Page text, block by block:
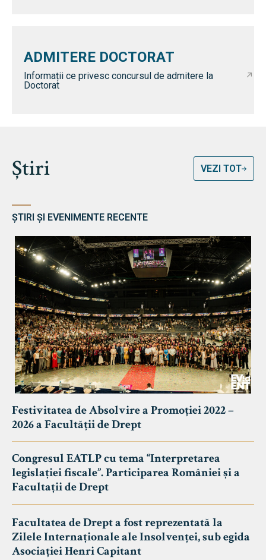
ADMITERE DOCTORAT
Informații ce privesc concursul de admitere la
Doctorat
Știri VEZI TOT
ȘTIRI ȘI EVENIMENTE RECENTE
Festivitatea de Absolvire a Promoției 2022 –
2026 a Facultății de Drept
Congresul EATLP cu tema “Interpretarea
legislației fiscale”. Participarea României și a
Facultații de Drept
Facultatea de Drept a fost reprezentată la
Zilele Internaționale ale Insolvenței, sub egida
Asociației Henri Capitant